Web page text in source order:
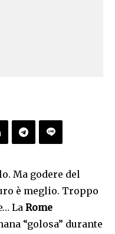
Ma godere del
è meglio. Troppo
La Rome
“golosa” durante